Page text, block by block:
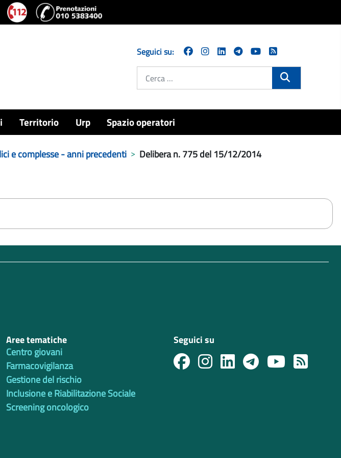
Seguici su:
Cerca
Territorio Urp Spazio operatori
e complesse - anni precedenti Delibera n. 775 del 15/12/2014
Aree tematiche
Centro giovani
Farmacovigilanza
Gestione del rischio
Inclusione e Riabilitazione Sociale
Screening oncologico
Seguici su